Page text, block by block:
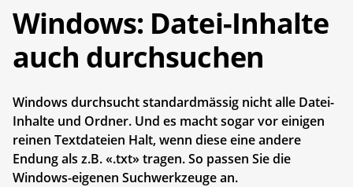
Windows: Datei-Inhalte
auch durchsuchen
Windows durchsucht standardmässig nicht alle Datei-
Inhalte und Ordner. Und es macht sogar vor einigen
reinen Textdateien Halt, wenn diese eine andere
Endung als z.B. «.txt» tragen. So passen Sie die
Windows-eigenen Suchwerkzeuge an.